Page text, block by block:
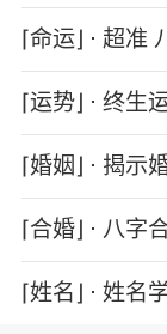
⌈命运⌋ ⋅ 超准
⌈运势⌋ ⋅ 终生
⌈婚姻⌋ ⋅ 揭示
⌈合婚⌋ ⋅ 八字
⌈姓名⌋ ⋅ 姓名